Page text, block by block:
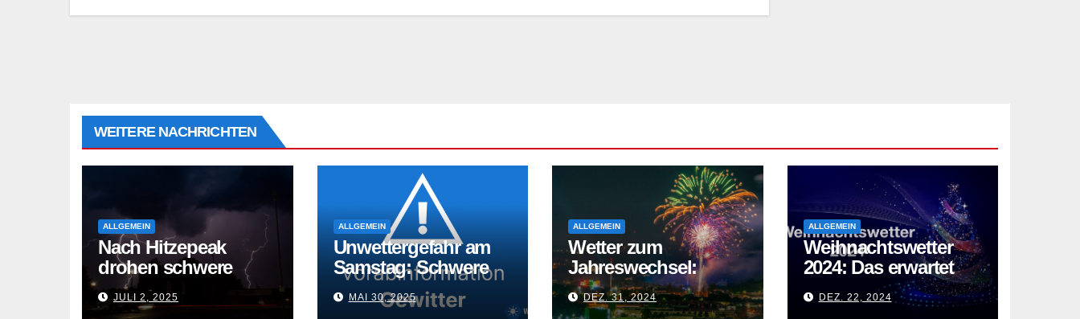
WEITERE NACHRICHTEN
ALLGEMEIN
Nach Hitzepeak
drohen schwere
Gewitter
JULI 2, 2025
ALLGEMEIN
Unwettergefahr am
Samstag: Schwere
Gewitter drohen
MAI 30, 2025
ALLGEMEIN
Wetter zum
Jahreswechsel:
Glätte, Wind und
milde Temperaturen
DEZ. 31, 2024
ALLGEMEIN
Weihnachtswetter
2024: Das erwartet
uns über die
Feiertage
DEZ. 22, 2024